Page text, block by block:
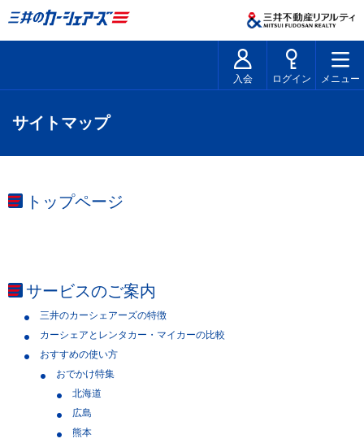
入会 ログイン メニュー
サイトマップ
トップページ
サービスのご案内
三井のカーシェアーズの特徴
カーシェアとレンタカー・マイカーの比較
おすすめの使い方
おでかけ特集
北海道
広島
熊本